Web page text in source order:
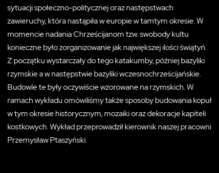
sytuacji społeczno-politycznej oraz następstwach
zawieruchy, która nastąpiła w europie w tamtym okresie. W
momencie nadania Chrześcijanom tzw. swobody kultu
konieczne było zorganizowanie jak największej ilości świątyń.
Z początku wystarczały do tego katakumby, później bazyliki
rzymskie a w następstwie bazyliki wczesnochrześcijańskie.
Budowle te były oczywiście wzorowane na rzymskich. W
ramach wykładu omówiliśmy także sposoby budowania kopuł
w tym okresie historycznym, mozaiki oraz dekoracje kapiteli
kostkowych. Wykład przeprowadził kierownik naszej pracowni
Przemysław Ptaszyński.